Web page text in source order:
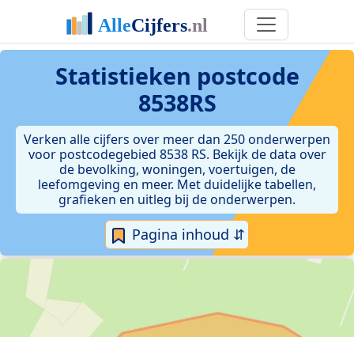
Statistieken postcode
8538RS
Verken alle cijfers over meer dan 250 onderwerpen
voor postcodegebied 8538 RS. Bekijk de data over
de bevolking, woningen, voertuigen, de
leefomgeving en meer. Met duidelijke tabellen,
grafieken en uitleg bij de onderwerpen.
Pagina inhoud ⇵